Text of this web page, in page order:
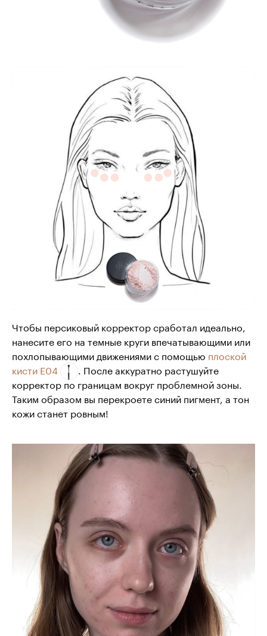
Чтобы персиковый корректор сработал идеально,
нанесите его на темные круги впечатывающими или
похлопывающими движениями с помощью плоской
кисти Е04
. После аккуратно растушуйте
корректор по границам вокруг проблемной зоны.
Таким образом вы перекроете синий пигмент, а тон
кожи станет ровным!